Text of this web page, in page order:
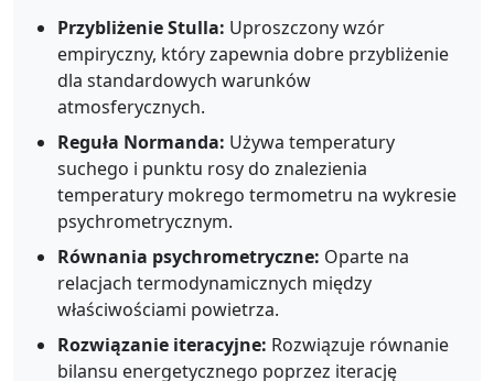
Przybliżenie Stulla: Uproszczony wzór
empiryczny, który zapewnia dobre przybliżenie
dla standardowych warunków
atmosferycznych.
Reguła Normanda: Używa temperatury
suchego i punktu rosy do znalezienia
temperatury mokrego termometru na wykresie
psychrometrycznym.
Równania psychrometryczne: Oparte na
relacjach termodynamicznych między
właściwościami powietrza.
Rozwiązanie iteracyjne: Rozwiązuje równanie
bilansu energetycznego poprzez iterację